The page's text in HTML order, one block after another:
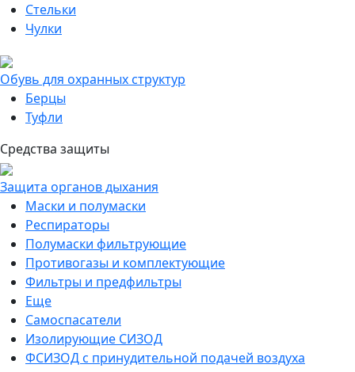
Стельки
Чулки
Обувь для охранных структур
Берцы
Туфли
Средства защиты
Защита органов дыхания
Маски и полумаски
Респираторы
Полумаски фильтрующие
Противогазы и комплектующие
Фильтры и предфильтры
Еще
Самоспасатели
Изолирующие СИЗОД
ФСИЗОД с принудительной подачей воздуха